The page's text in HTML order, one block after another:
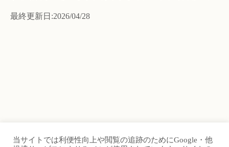
最終更新日:2026/04/28
TOP Site Map
当サイトでは利便性向上や閲覧の追跡のためにGoogle・他